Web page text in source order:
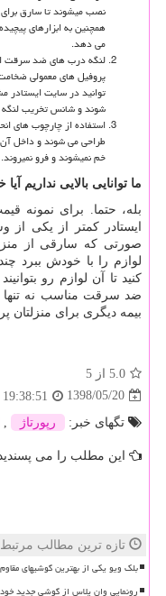
نصب میشوند تا سارق
همچنین به ابزارهای
می دهد.
لنگه درب های ضد سرقت
پروفیل های معمولی
توانید در سایت ایستادر
شوند و شانس تخریب لنگه
استفاده از چارچوب های
طراحی می شوند و داخل
خم نمیشوند و فرو نمیروند.
ما توانایی بالایی نداریم
بله، حتما. برای نمونه
ایستادر کمتر از یکی
صورتی که سارقی از
لوازم را با خودش ببرد
کنید تا آن لوازم رو
ضد سرقت مناسب نه تنها
بیمه دیگری برای منزلتان
5.0 از 5
1398/05/20
19:38:51
تگهای خبر:
رپورتاژ ,
این مطلب را می
تازه ترین مطالب مرتبط
بلک ویو یکی از بهترین گوشیهای
رونمایی وان پلاس از گوشی جدید خود